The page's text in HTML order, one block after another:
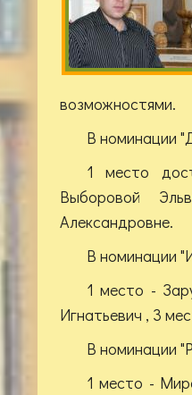
возможностями.
В номинации
1 место
Выборовой
Александровне.
В номинации
1 место -
Игнатьевич , 3
В номинации
1 место -